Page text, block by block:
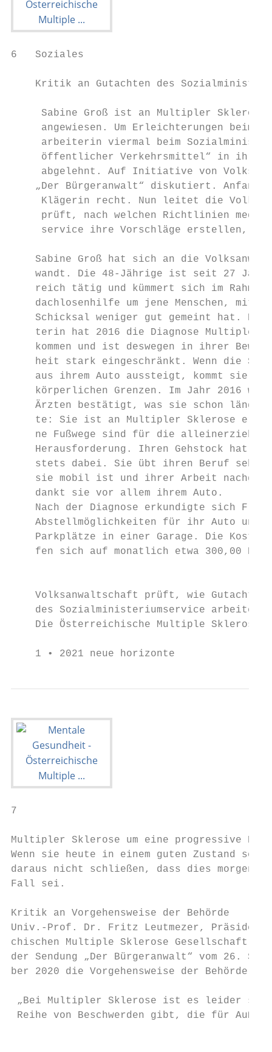
6   Soziales
Kritik an Gutachten des
Sabine Groß ist an Multipler
angewiesen. Um Erleichterungen beim
arbeiterin viermal beim
öffentlicher Verkehrsmittel“ in
abgelehnt. Auf Initiative von
„Der Bürgeranwalt“ diskutiert. Anfang
Klägerin recht. Nun leitet die
prüft, nach welchen Richtlinien
service ihre Vorschläge erstellen,
Sabine Groß hat sich an die
wandt. Die 48-Jährige ist seit 27
reich tätig und kümmert sich im
dachlosenhilfe um jene Menschen, mit
Schicksal weniger gut gemeint hat.
terin hat 2016 die Diagnose Multiple
kommen und ist deswegen in ihrer
heit stark eingeschränkt. Wenn die
aus ihrem Auto aussteigt, kommt sie
körperlichen Grenzen. Im Jahr 2016
Ärzten bestätigt, was sie schon
te: Sie ist an Multipler Sklerose
ne Fußwege sind für die
Herausforderung. Ihren Gehstock hat
stets dabei. Sie übt ihren Beruf sehr
sie mobil ist und ihrer Arbeit
    dankt sie vor allem ihrem Auto.
Nach der Diagnose erkundigte sich
Abstellmöglichkeiten für ihr Auto und
Parkplätze in einer Garage. Die Kosten
fen sich auf monatlich etwa 300,00
Volksanwaltschaft prüft, wie
des Sozialministeriumservice arbeiten
Die Österreichische Multiple Sklerose
    1 • 2021 neue horizonte
7
Multipler Sklerose um eine progressive
Wenn sie heute in einem guten Zustand
daraus nicht schließen, dass dies
Fall sei.
Kritik an Vorgehensweise der Behörde
Univ.-Prof. Dr. Fritz Leutmezer, Präsident
chischen Multiple Sklerose
der Sendung „Der Bürgeranwalt“ vom
ber 2020 die Vorgehensweise der
„Bei Multipler Sklerose ist es leider
Reihe von Beschwerden gibt, die für